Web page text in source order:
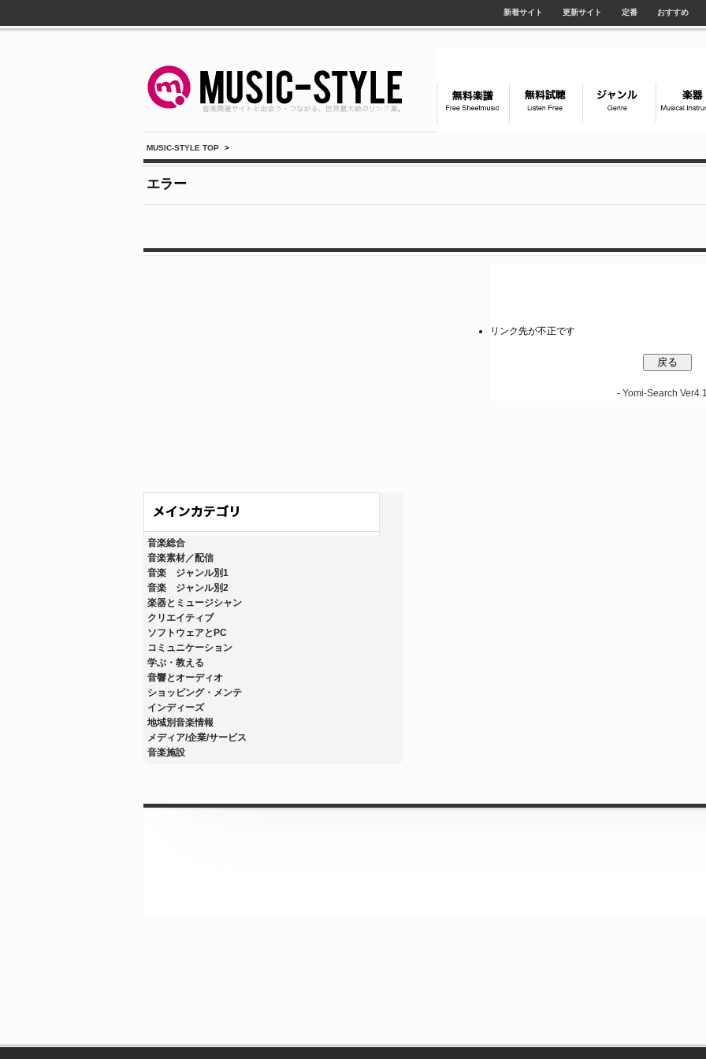
新着サイト 更新サイト 定番 おすすめ
MUSIC-STYLE TOP >
エラー
音楽総合
音楽素材／配信
音楽 ジャンル別1
音楽 ジャンル別2
楽器とミュージシャン
クリエイティブ
ソフトウェアとPC
コミュニケーション
学ぶ・教える
音響とオーディオ
ショッピング・メンテ
インディーズ
地域別音楽情報
メディア/企業/サービス
音楽施設
リンク先が不正です
- Yomi-Search